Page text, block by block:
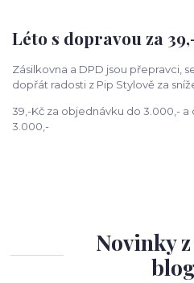
Léto s dopravou za
Zásilkovna a DPD jsou přepravci,
dopřát radosti z Pip Stylově za
39,-Kč za objednávku do 3.000,-
3.000,-
Novinky